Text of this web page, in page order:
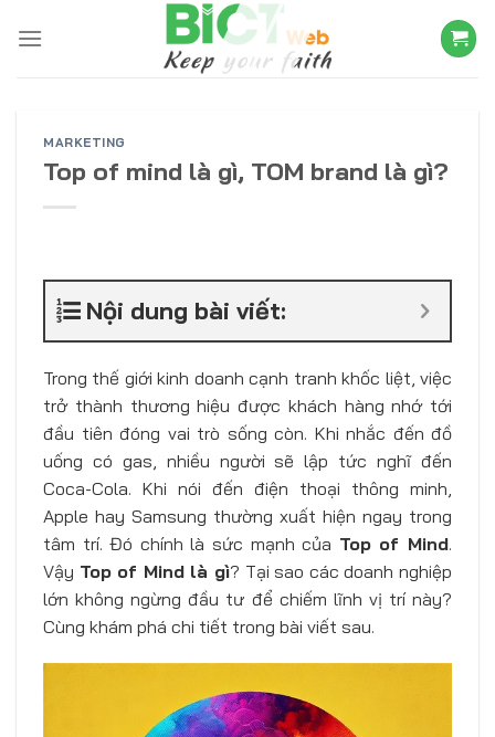
MARKETING
Top of mind là gì, TOM brand là gì?
Nội dung bài viết:
Trong thế giới kinh doanh cạnh tranh khốc liệt, việc
trở thành thương hiệu được khách hàng nhớ tới
đầu tiên đóng vai trò sống còn. Khi nhắc đến đồ
uống có gas, nhiều người sẽ lập tức nghĩ đến
Coca-Cola. Khi nói đến điện thoại thông minh,
Apple hay Samsung thường xuất hiện ngay trong
tâm trí. Đó chính là sức mạnh của Top of Mind.
Vậy Top of Mind là gì? Tại sao các doanh nghiệp
lớn không ngừng đầu tư để chiếm lĩnh vị trí này?
Cùng khám phá chi tiết trong bài viết sau.